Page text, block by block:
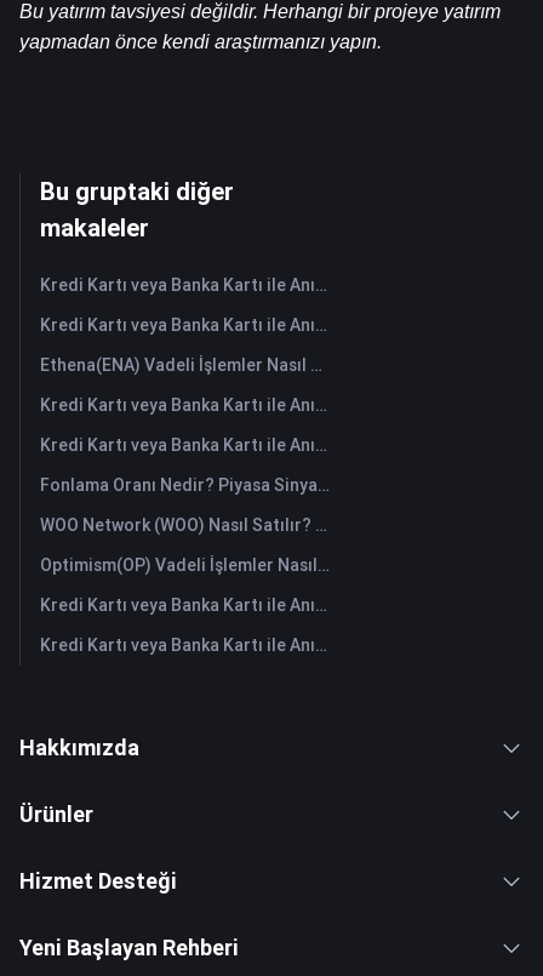
Bu yatırım tavsiyesi değildir. Herhangi bir projeye yatırım
yapmadan önce kendi araştırmanızı yapın.
Bu gruptaki diğer
makaleler
Kredi Kartı veya Banka Kartı ile Anında HANePlatform (HANEP) Satın Alın
Kredi Kartı veya Banka Kartı ile Anında Cropto Wheat Token (CROW) Satın Alın
Ethena(ENA) Vadeli İşlemler Nasıl Yapılır: Yeni Başlayanlar İçin Kapsamlı Bir Rehber
Kredi Kartı veya Banka Kartı ile Anında Tutorial (TUT) Satın Alın
Kredi Kartı veya Banka Kartı ile Anında Space ID (ID) Satın Alın
Fonlama Oranı Nedir? Piyasa Sinyallerini ve Yaygın Yanlış Kullanımlarını Anlamak
WOO Network (WOO) Nasıl Satılır? | FameEX
Optimism(OP) Vadeli İşlemler Nasıl Yapılır: Yeni Başlayanlar İçin Kapsamlı Bir Rehber
Kredi Kartı veya Banka Kartı ile Anında Starknet (STRK) Satın Alın
Kredi Kartı veya Banka Kartı ile Anında The Graph (GRT) Satın Alın
Hakkımızda
Ürünler
Hizmet Desteği
Yeni Başlayan Rehberi